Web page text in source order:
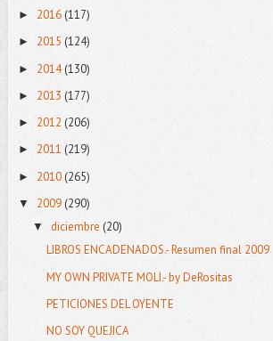
► 2016 (117)
► 2015 (124)
► 2014(130)
► 2013 (177)
► 2012 (206)
► 2011 (219)
► 2010(265)
▼ 2009 (290)
▼ diciembre (20)
LIBROS ENCADENADOS.- Resumen final 2009
MY OWN PRIVATE MOLI.- by DeRositas
PETICIONES DEL OYENTE
NO SOY QUEJICA